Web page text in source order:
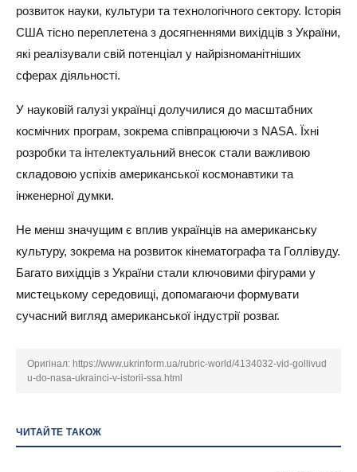
розвиток науки, культури та технологічного сектору. Історія
США тісно переплетена з досягненнями вихідців з України,
які реалізували свій потенціал у найрізноманітніших
сферах діяльності.
У науковій галузі українці долучилися до масштабних
космічних програм, зокрема співпрацюючи з NASA. Їхні
розробки та інтелектуальний внесок стали важливою
складовою успіхів американської космонавтики та
інженерної думки.
Не менш значущим є вплив українців на американську
культуру, зокрема на розвиток кінематографа та Голлівуду.
Багато вихідців з України стали ключовими фігурами у
мистецькому середовищі, допомагаючи формувати
сучасний вигляд американської індустрії розваг.
Оригінал: https://www.ukrinform.ua/rubric-world/4134032-vid-gollivud
u-do-nasa-ukrainci-v-istorii-ssa.html
ЧИТАЙТЕ ТАКОЖ